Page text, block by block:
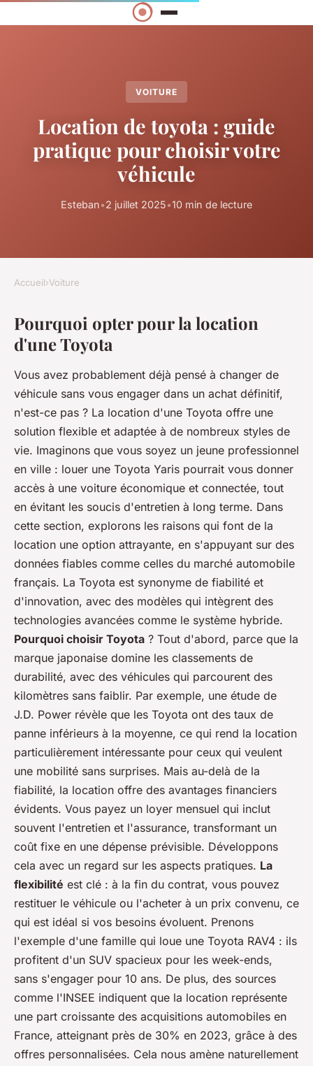
VOITURE
Location de toyota : guide
pratique pour choisir votre
véhicule
Esteban•2 juillet 2025•10 min de lecture
Accueil›Voiture
Pourquoi opter pour la location
d'une Toyota
Vous avez probablement déjà pensé à changer de
véhicule sans vous engager dans un achat définitif,
n'est-ce pas ? La location d'une Toyota offre une
solution flexible et adaptée à de nombreux styles de
vie. Imaginons que vous soyez un jeune professionnel
en ville : louer une Toyota Yaris pourrait vous donner
accès à une voiture économique et connectée, tout
en évitant les soucis d'entretien à long terme. Dans
cette section, explorons les raisons qui font de la
location une option attrayante, en s'appuyant sur des
données fiables comme celles du marché automobile
français. La Toyota est synonyme de fiabilité et
d'innovation, avec des modèles qui intègrent des
technologies avancées comme le système hybride.
Pourquoi choisir Toyota ? Tout d'abord, parce que la
marque japonaise domine les classements de
durabilité, avec des véhicules qui parcourent des
kilomètres sans faiblir. Par exemple, une étude de
J.D. Power révèle que les Toyota ont des taux de
panne inférieurs à la moyenne, ce qui rend la location
particulièrement intéressante pour ceux qui veulent
une mobilité sans surprises. Mais au-delà de la
fiabilité, la location offre des avantages financiers
évidents. Vous payez un loyer mensuel qui inclut
souvent l'entretien et l'assurance, transformant un
coût fixe en une dépense prévisible. Développons
cela avec un regard sur les aspects pratiques. La
flexibilité est clé : à la fin du contrat, vous pouvez
restituer le véhicule ou l'acheter à un prix convenu, ce
qui est idéal si vos besoins évoluent. Prenons
l'exemple d'une famille qui loue une Toyota RAV4 : ils
profitent d'un SUV spacieux pour les week-ends,
sans s'engager pour 10 ans. De plus, des sources
comme l'INSEE indiquent que la location représente
une part croissante des acquisitions automobiles en
France, atteignant près de 30% en 2023, grâce à des
offres personnalisées. Cela nous amène naturellement